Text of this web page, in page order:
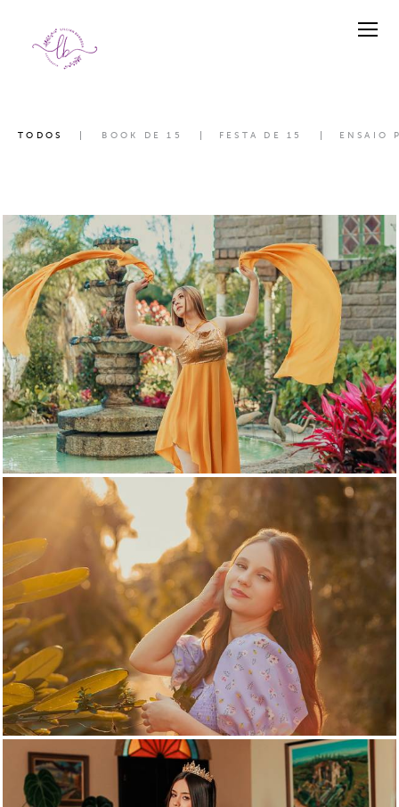
TODOS BOOK DE 15 FESTA DE 15 ENSAIO